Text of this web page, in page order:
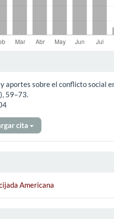
aportes sobre el conflicto social
59–73.
cita
Americana